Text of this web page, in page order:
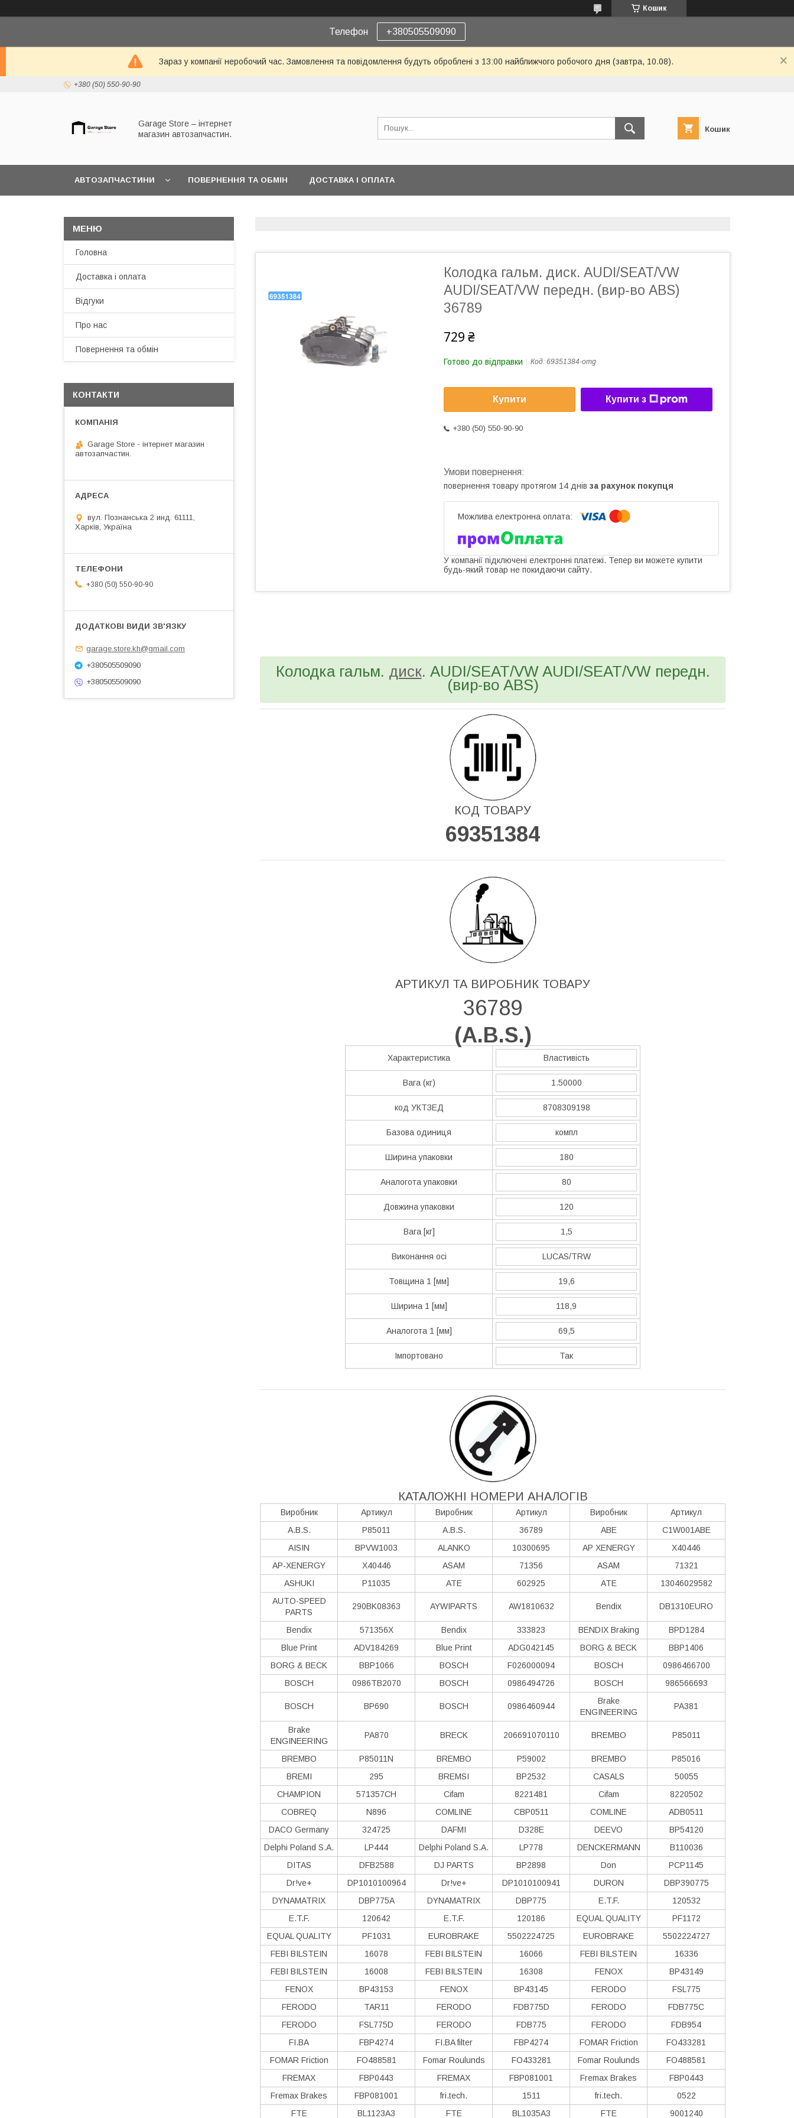
Кошик
Телефон +380505509090
Зараз у компанії неробочий час. Замовлення та повідомлення будуть оброблені з 13:00 найближчого робочого дня (завтра, 10.08).
+380 (50) 550-90-90
Garage Store – інтернет
магазин автозапчастин.
Кошик
АВТОЗАПЧАСТИНИ ПОВЕРНЕННЯ ТА ОБМІН ДОСТАВКА І ОПЛАТА
Колодка гальм. диск. AUDI/SEAT/VW
AUDI/SEAT/VW передн. (вир-во ABS)
36789
729 ₴
Готово до відправки Код: 69351384-omg
Купити Купити з
+380 (50) 550-90-90
повернення товару протягом 14 днів за рахунок покупця
У компанії підключені електронні платежі. Тепер ви можете купити
будь-який товар не покидаючи сайту.
Колодка гальм. диск. AUDI/SEAT/VW AUDI/SEAT/VW передн.
(вир-во ABS)
КОД ТОВАРУ
69351384
АРТИКУЛ ТА ВИРОБНИК ТОВАРУ
36789
(A.B.S.)
Характеристика Властивість
Вага (кг) 1.50000
код УКТЗЕД 8708309198
Базова одиниця компл
Ширина упаковки 180
Аналогота упаковки 80
Довжина упаковки 120
Вага [кг] 1,5
Виконання осі LUCAS/TRW
Товщина 1 [мм] 19,6
Ширина 1 [мм] 118,9
Аналогота 1 [мм] 69,5
Імпортовано Так
КАТАЛОЖНІ НОМЕРИ АНАЛОГІВ
Виробник Артикул Виробник Артикул Виробник
Артикул
A.B.S.
P85011 A.B.S. 36789 ABE
C1W001ABE
AISIN
BPVW1003 ALANKO 10300695 AP XENERGY
X40446
AP-XENERGY
X40446 ASAM 71356 ASAM
71321
ASHUKI
P11035 ATE 602925 ATE
13046029582
AUTO-SPEED
PARTS
290BK08363 AYWIPARTS AW1810632 Bendix DB1310EURO
Bendix 571356X Bendix 333823 BENDIX Braking
BPD1284
Blue Print
ADV184269 Blue Print ADG042145 BORG & BECK
BBP1406
BORG & BECK
BBP1066 BOSCH F026000094 BOSCH
0986466700
BOSCH
0986TB2070 BOSCH 0986494726 BOSCH 986566693
BOSCH BP690 BOSCH 0986460944
Brake
ENGINEERING
PA381
Brake
ENGINEERING
PA870 BRECK 206691070110 BREMBO P85011
BREMBO P85011N BREMBO P59002 BREMBO
P85016
BREMI
295 BREMSI BP2532 CASALS
50055
CHAMPION
571357CH Cifam 8221481 Cifam
8220502
COBREQ
N896 COMLINE CBP0511 COMLINE
ADB0511
DACO Germany
324725 DAFMI D328E DEEVO
BP54120
Delphi Poland S.А.
LP444 Delphi Poland S.А. LP778 DENCKERMANN
B110036
DITAS
DFB2588 DJ PARTS BP2898 Don
PCP1145
Dr!ve+
DP1010100964 Dr!ve+ DP1010100941 DURON
DBP390775
DYNAMATRIX
DBP775A DYNAMATRIX DBP775 E.T.F.
120532
E.T.F.
120642 E.T.F. 120186 EQUAL QUALITY
PF1172
EQUAL QUALITY
PF1031 EUROBRAKE 5502224725 EUROBRAKE
5502224727
FEBI BILSTEIN
16078 FEBI BILSTEIN 16066 FEBI BILSTEIN
16336
FEBI BILSTEIN
16008 FEBI BILSTEIN 16308 FENOX
BP43149
FENOX
BP43153 FENOX BP43145 FERODO
FSL775
FERODO
TAR11 FERODO FDB775D FERODO
FDB775C
FERODO
FSL775D FERODO FDB775 FERODO
FDB954
FI.BA
FBP4274 FI.BA filter FBP4274 FOMAR Friction
FO433281
FOMAR Friction
FO488581 Fomar Roulunds FO433281 Fomar Roulunds
FO488581
FREMAX
FBP0443 FREMAX FBP081001 Fremax Brakes
FBP0443
Fremax Brakes
FBP081001 fri.tech. 1511 fri.tech.
0522
FTE
BL1123A3 FTE BL1035A3 FTE 9001240
Головна
Доставка і оплата
Відгуки
Про нас
Повернення та обмін
КОНТАКТИ
Garage Store - інтернет магазин
автозапчастин.
вул. Познанська 2 инд. 61111,
Харків, Україна
+380 (50) 550-90-90
garage.store.kh@gmail.com
+380505509090
+380505509090